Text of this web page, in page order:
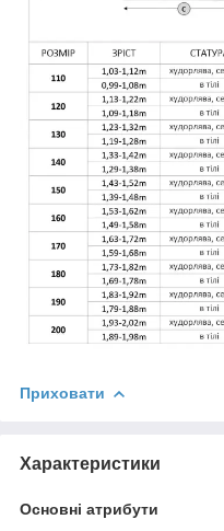
Приховати
Характеристики
Основні атрибути